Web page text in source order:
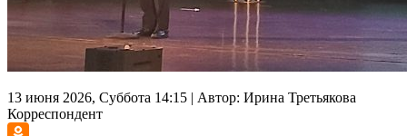
13 июня 2026, Суббота 14:15 | Автор: Ирина Третьякова
Корреспондент